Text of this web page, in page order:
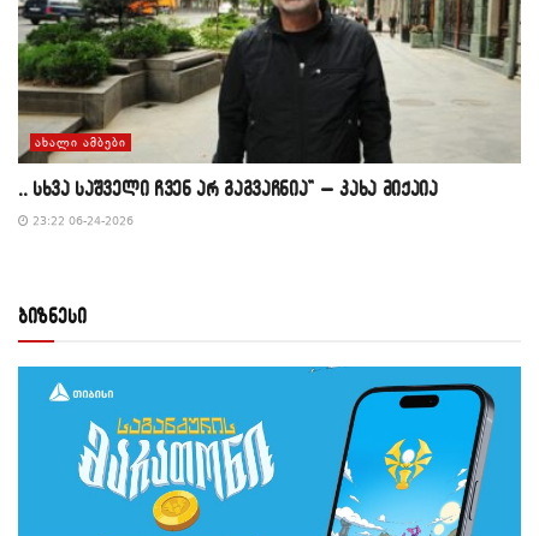
ᲐᲮᲐᲚᲘ ᲐᲛᲑᲔᲑᲘ
,, სხვა საშველი ჩვენ არ გაგვაჩნია” – კახა მიქაია
23:22 06-24-2026
ბიზნესი